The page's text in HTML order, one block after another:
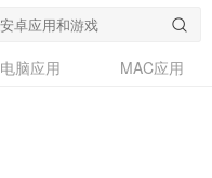
电脑应用
MAC应用